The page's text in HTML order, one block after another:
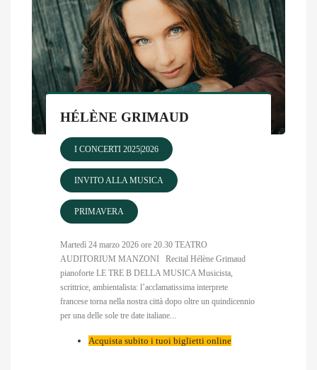
HÉLÈNE GRIMAUD
I CONCERTI 2025|2026
INVITO ALLA MUSICA
PRIMAVERA
Martedì 24 marzo 2026 ore 20.30 TEATRO
AUDITORIUM MANZONI Recital Hélène Grimaud
pianoforte LE TRE B DELLA MUSICA Musicista,
scrittrice, ambientalista: l’acclamatissima interprete
francese torna nella nostra città dopo oltre un quindicennio
per una delle sole tre date italiane...
Acquista subito i tuoi biglietti online